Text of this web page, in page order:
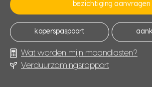
bezichtiging aanvragen
koperspaspoort
Wat worden mijn maandlasten?
Verduurzamingsrapport